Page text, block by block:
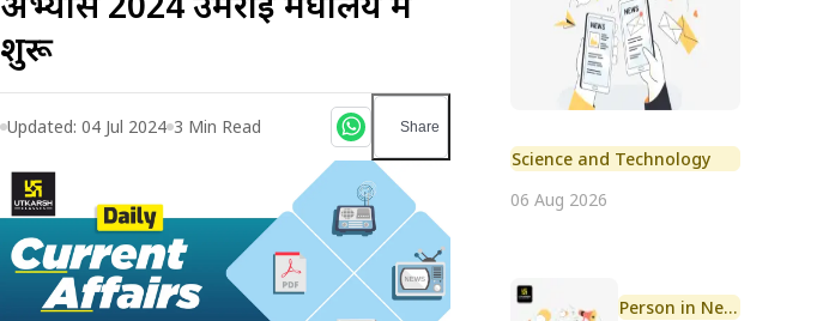
शुरू
Updated: 04 Jul 2024 3 Min Read Share
Science and Technology
06 Aug 2026
Person in News